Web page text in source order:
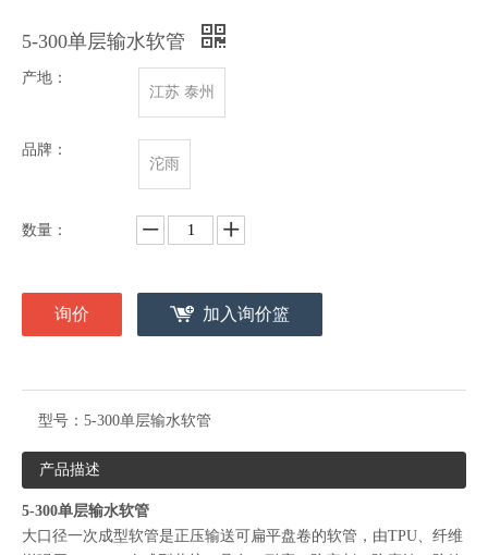
5-300单层输水软管
产地：
江苏 泰州
品牌：
沱雨
数量：
询价 加入询价篮
型号： 5-300单层输水软管
产品描述
5-300单层输水软管
大口径一次成型软管是正压输送可扁平盘卷的软管，由TPU、纤维